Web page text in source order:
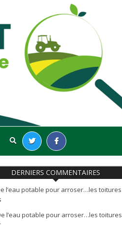
DERNIERS COMMENTAIRES
l’eau potable pour arroser…les toitures
l’eau potable pour arroser…les toitures